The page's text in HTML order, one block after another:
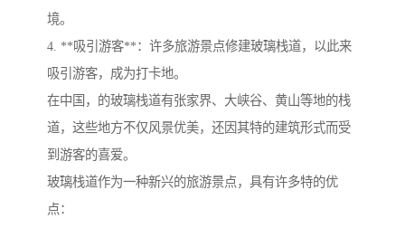
境。
4. **吸引游客**：许多旅游景点修建玻璃栈道，以此来
吸引游客，成为打卡地。
在中国，的玻璃栈道有张家界、大峡谷、黄山等地的栈
道，这些地方不仅风景优美，还因其特的建筑形式而受
到游客的喜爱。
玻璃栈道作为一种新兴的旅游景点，具有许多特的优
点：